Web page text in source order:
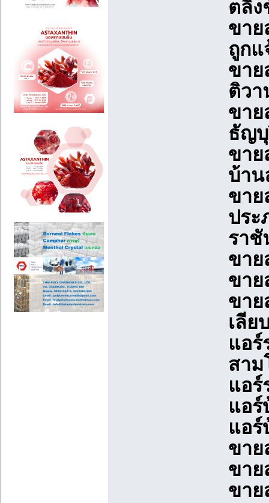
ตลิ่ง
ขาย
ถูกแ
ขาย
ติวา
ขาย
ธัญบุ
ขาย
บ้าน
ขาย
ประ
ราชั
ขาย
ขาย
ขาย
เลีย
แอ
สาม
แอร์
แอร์
แอร์
ขาย
ขาย
ขาย